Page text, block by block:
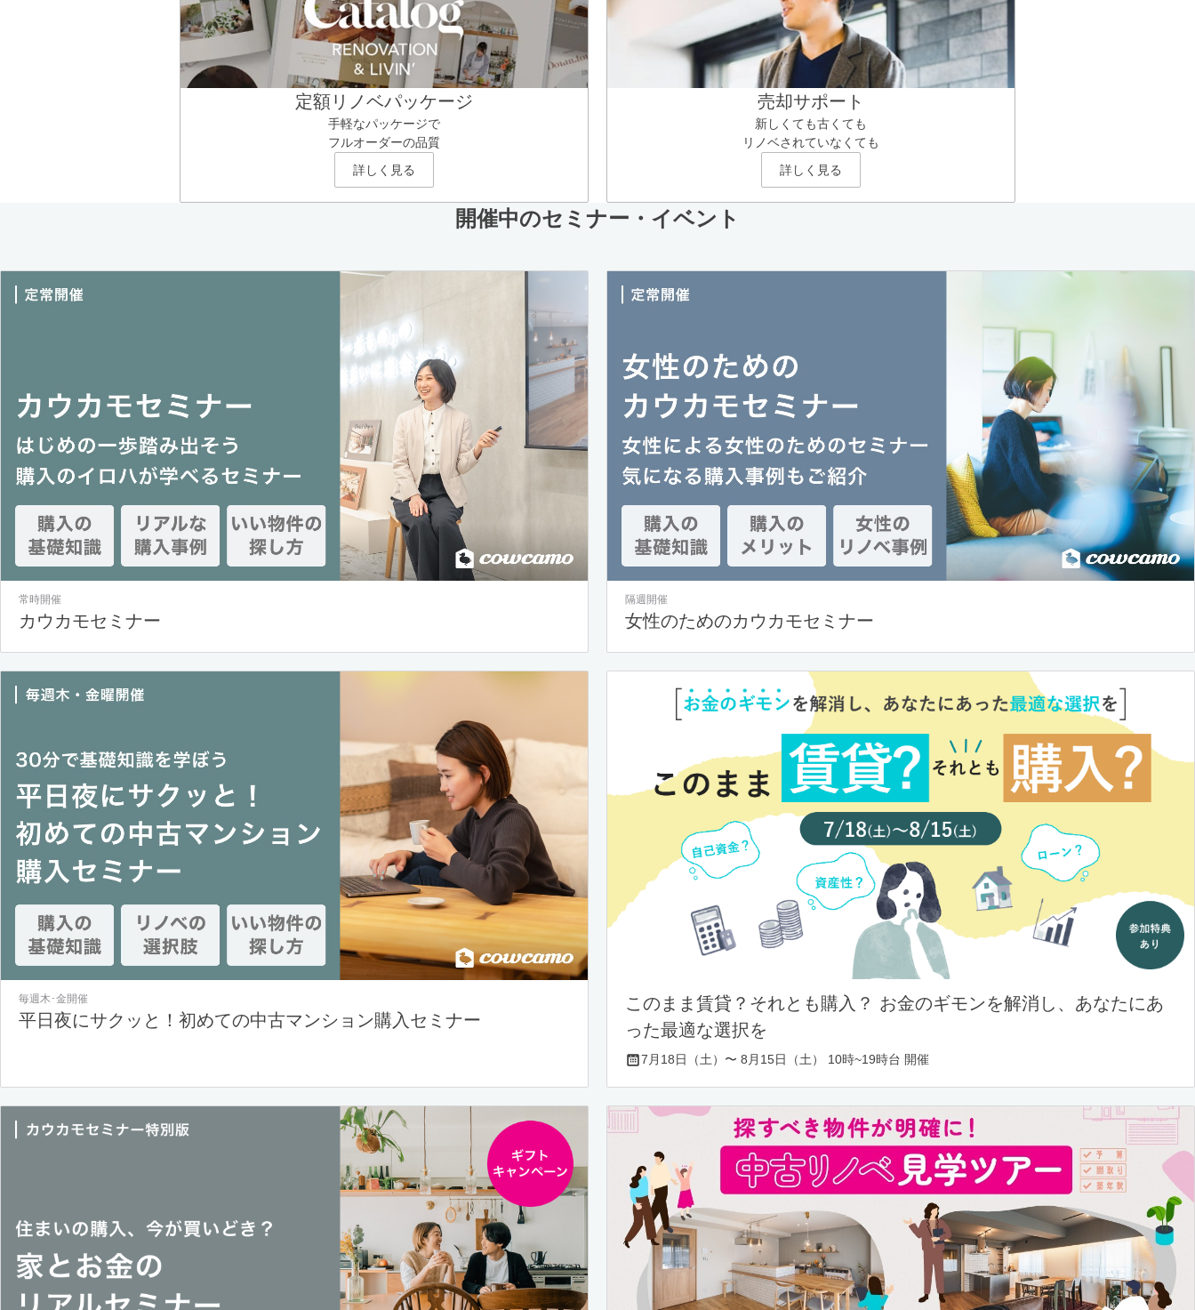
定額リノベパッケージ
手軽なパッケージで
フルオーダーの品質
詳しく見る
売却サポート
新しくても古くても
リノベされていなくても
詳しく見る
開催中のセミナー・イベント
常時開催
カウカモセミナー
隔週開催
女性のためのカウカモセミナー
毎週木･金開催
平日夜にサクッと！初めての中古マンション購入セミナー
このまま賃貸？それとも購入？ お金のギモンを解消し、あなたにあ
った最適な選択を
7月18日（土）〜 8月15日（土） 10時~19時台 開催